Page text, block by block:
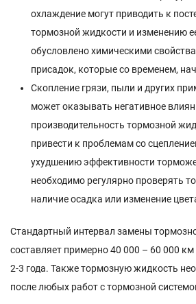
охлаждение могут приводить к
тормозной жидкости и изменению
обусловлено химическими
присадок, которые со временем,
Скопление грязи, пыли и других
может оказывать негативное
производительность тормозной
привести к проблемам со
ухудшению эффективности
необходимо регулярно проверять
наличие осадка или изменение
Стандартный интервал замены
составляет примерно 40 000 – 60 000
2-3 года. Также тормозную жидкость
после любых работ с тормозной